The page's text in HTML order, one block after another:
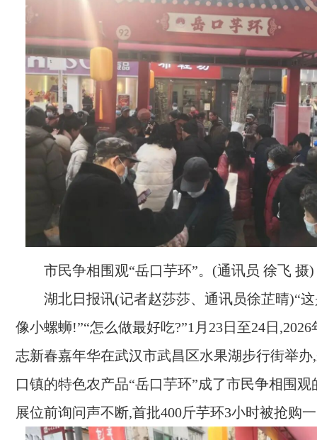
市民争相围观“岳口芋环”。(通讯员 徐飞 摄)
湖北日报讯(记者赵莎莎、通讯员徐芷晴)“
像小螺蛳!”“怎么做最好吃?”1月23日至24日
志新春嘉年华在武汉市武昌区水果湖步行街举
口镇的特色农产品“岳口芋环”成了市民争相围观
展位前询问声不断,首批400斤芋环3小时被抢购